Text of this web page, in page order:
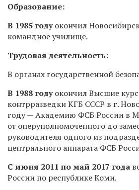
Образование:
В 1985 годуокончил
командное училище.
Трудовая деятельность:
В органах государственной
В 1988 годуокончил Высшие
контрразведки КГБ СССР в г.
году — Академию ФСБ России в
от оперуполномоченного до
руководителя одного из
центрального аппарата ФСБ
С июня 2011 по май 2017 года
России по республике Коми.